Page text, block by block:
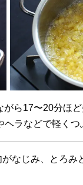
がら17〜20分ほど
ラなどで軽くつ
なじみ、とろみ